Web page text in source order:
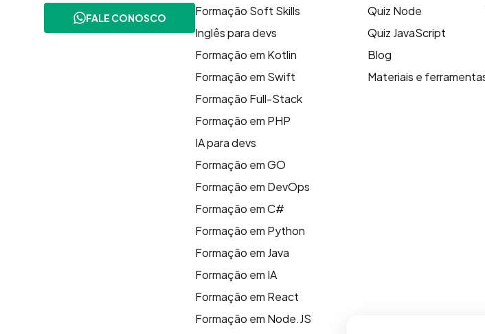
FALE CONOSCO
Formação Soft Skills
Inglês para devs
Formação em Kotlin
Formação em Swift
Formação Full-Stack
Formação em PHP
IA para devs
Formação em GO
Formação em DevOps
Formação em C#
Formação em Python
Formação em Java
Formação em IA
Formação em React
Formação em Node.JS
Quiz Node
Quiz JavaScript
Blog
Materiais e